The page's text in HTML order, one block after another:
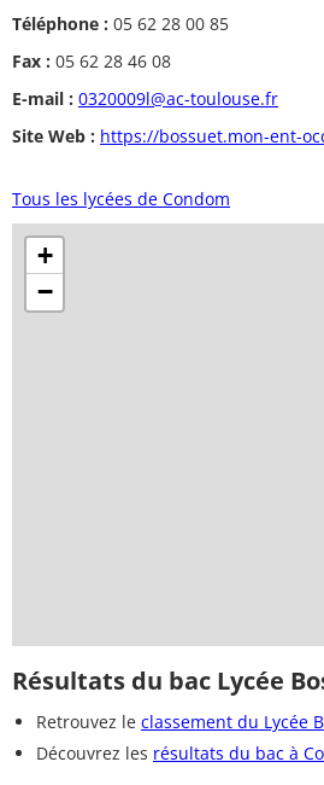
Téléphone : 05 62 28 00 85
Fax : 05 62 28 46 08
E-mail : 0320009l@ac-toulouse.fr
Site Web : https://bossuet.mon-ent-
Tous les lycées de Condom
+
−
Résultats du bac Lycée
Retrouvez le classement du Lycée
Découvrez les résultats du bac à